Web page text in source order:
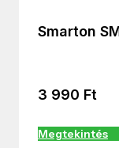
Smarton
3 990 Ft
Megtekintés